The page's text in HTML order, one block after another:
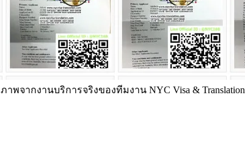
ภาพจากงานบริการจริงของทีมงาน NYC Visa & Translation